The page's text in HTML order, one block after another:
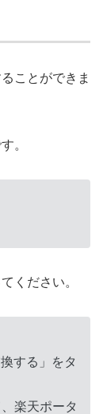
ことができま
。
ください。
する」をタ
楽天ポータ